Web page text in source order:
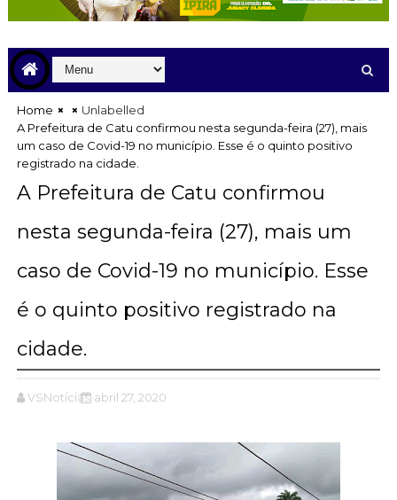
Home
Unlabelled
A Prefeitura de Catu confirmou nesta segunda-feira (27), mais
um caso de Covid-19 no município. Esse é o quinto positivo
registrado na cidade.
A Prefeitura de Catu confirmou
nesta segunda-feira (27), mais um
caso de Covid-19 no município. Esse
é o quinto positivo registrado na
cidade.
VSNotícias abril 27, 2020